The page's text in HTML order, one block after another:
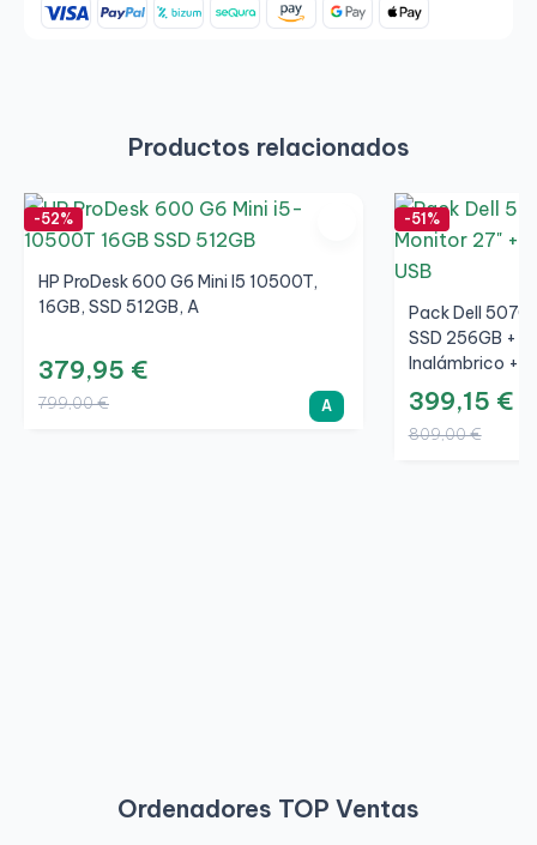
Productos relacionados
-52%
HP ProDesk 600 G6 Mini I5 10500T,
16GB, SSD 512GB, A
379,95 €
799,00 € A
-51%
Pack Dell 5070
SSD 256GB +
Inalámbrico +
399,15 €
809,00 €
Ordenadores TOP Ventas